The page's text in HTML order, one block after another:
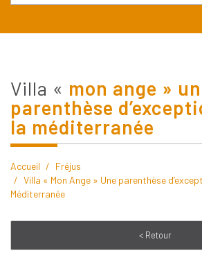
villa « mon ange »
parenthèse
la méditerranée
Accueil
Fréjus
Villa « Mon Ange » Une parenthèse
Méditerranée
< Retour